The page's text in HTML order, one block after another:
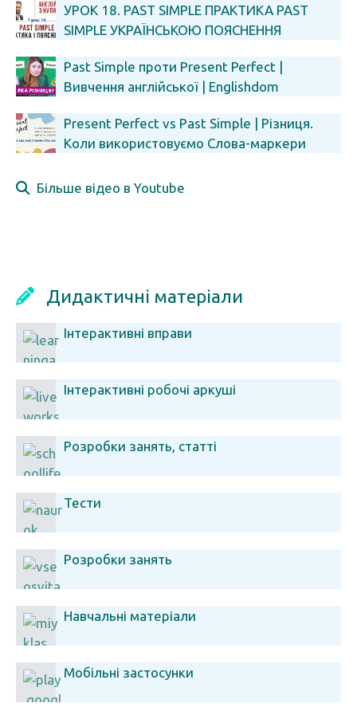
УРОК 18. PAST SIMPLE ПРАКТИКА PAST
SIMPLE УКРАЇНСЬКОЮ ПОЯСНЕННЯ
Past Simple проти Present Perfect |
Вивчення англійської | Englishdom
Present Perfect vs Past Simple | Різниця.
Коли використовуємо Слова-маркери
Більше відео в Youtube
Дидактичні матеріали
Інтерактивні вправи
Інтерактивні робочі аркуші
Розробки занять, статті
Тести
Розробки занять
Навчальні матеріали
Мобільні застосунки